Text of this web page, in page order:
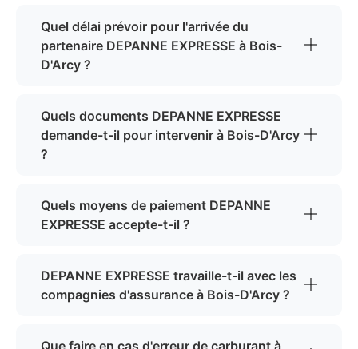
Quel délai prévoir pour l'arrivée du
partenaire DEPANNE EXPRESSE à Bois-
D'Arcy ?
Quels documents DEPANNE EXPRESSE
demande-t-il pour intervenir à Bois-D'Arcy
?
Quels moyens de paiement DEPANNE
EXPRESSE accepte-t-il ?
DEPANNE EXPRESSE travaille-t-il avec les
compagnies d'assurance à Bois-D'Arcy ?
Que faire en cas d'erreur de carburant à